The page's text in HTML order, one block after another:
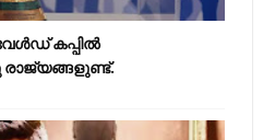
കപ്പില്‍
രാജ്യങ്ങളുണ്ട്.